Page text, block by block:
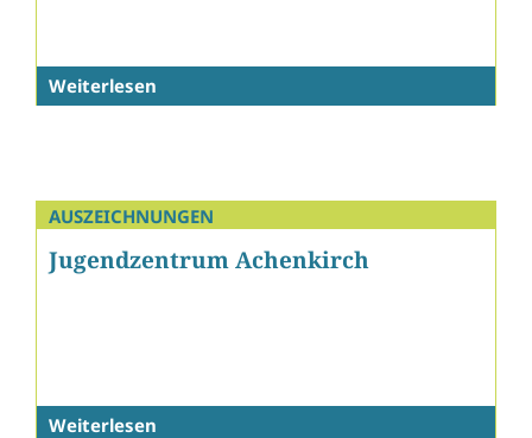
Weiterlesen
AUSZEICHNUNGEN
Jugendzentrum Achenkirch
Weiterlesen